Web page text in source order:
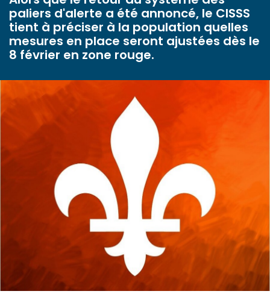
paliers d'alerte a été annoncé, le CISSS
tient à préciser à la population quelles
mesures en place seront ajustées dès le
8 février en zone rouge.